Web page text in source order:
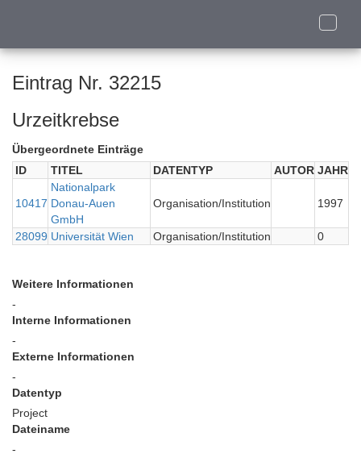
Toggle
Eintrag Nr. 32215
Urzeitkrebse
Übergeordnete Einträge
ID
TITEL DATENTYP AUTOR JAHR
10417
Nationalpark
Donau-Auen
GmbH
Organisation/Institution 1997
28099 Universität Wien Organisation/Institution 0
Weitere Informationen
-
Interne Informationen
-
Externe Informationen
-
Datentyp
Project
Dateiname
-